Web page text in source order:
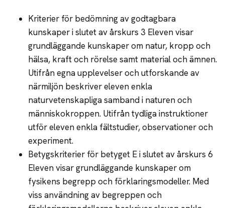
Kriterier för bedömning av godtagbara
kunskaper i slutet av årskurs 3 Eleven visar
grundläggande kunskaper om natur, kropp och
hälsa, kraft och rörelse samt material och ämnen.
Utifrån egna upplevelser och utforskande av
närmiljön beskriver eleven enkla
naturvetenskapliga samband i naturen och
människokroppen. Utifrån tydliga instruktioner
utför eleven enkla fältstudier, observationer och
experiment.
Betygskriterier för betyget E i slutet av årskurs 6
Eleven visar grundläggande kunskaper om
fysikens begrepp och förklaringsmodeller. Med
viss användning av begreppen och